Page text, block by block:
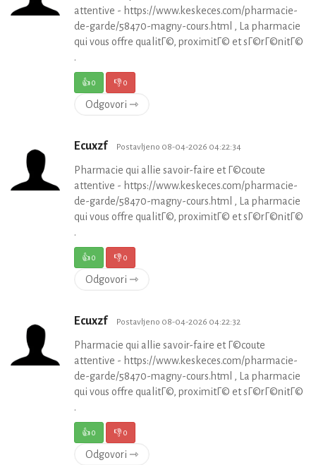
attentive - https://www.keskeces.com/pharmacie-
de-garde/58470-magny-cours.html , La pharmacie
qui vous offre qualitГ©, proximitГ© et sГ©rГ©nitГ©
.
👍0 👎0
Odgovori ⇾
Ecuxzf Postavljeno 08-04-2026 04:22:34
Pharmacie qui allie savoir-faire et Г©coute
attentive - https://www.keskeces.com/pharmacie-
de-garde/58470-magny-cours.html , La pharmacie
qui vous offre qualitГ©, proximitГ© et sГ©rГ©nitГ©
.
👍0 👎0
Odgovori ⇾
Ecuxzf Postavljeno 08-04-2026 04:22:32
Pharmacie qui allie savoir-faire et Г©coute
attentive - https://www.keskeces.com/pharmacie-
de-garde/58470-magny-cours.html , La pharmacie
qui vous offre qualitГ©, proximitГ© et sГ©rГ©nitГ©
.
👍0 👎0
Odgovori ⇾